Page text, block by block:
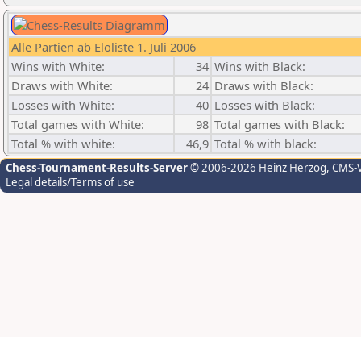
Alle Partien ab Eloliste 1. Juli 2006
Wins with White:
34 Wins with Black:
Draws with White:
24 Draws with Black:
Losses with White:
40 Losses with Black:
Total games with White:
98 Total games with Black:
Total % with white:
46,9 Total % with black:
Chess-Tournament-Results-Server© 2006-2026 Heinz Herzog,
Legal details/Terms of use